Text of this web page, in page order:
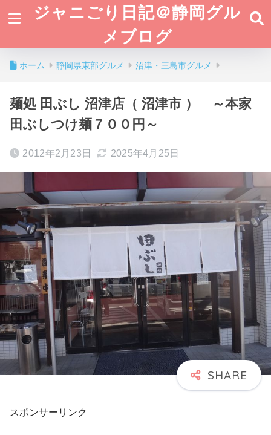
ジャニごり日記＠静岡グル
メブログ
ホーム 静岡県東部グルメ 沼津・三島市グルメ
麺処 田ぶし 沼津店（ 沼津市 ） ～本家
田ぶしつけ麺７００円～
2012年2月23日 2025年4月25日
スポンサーリンク